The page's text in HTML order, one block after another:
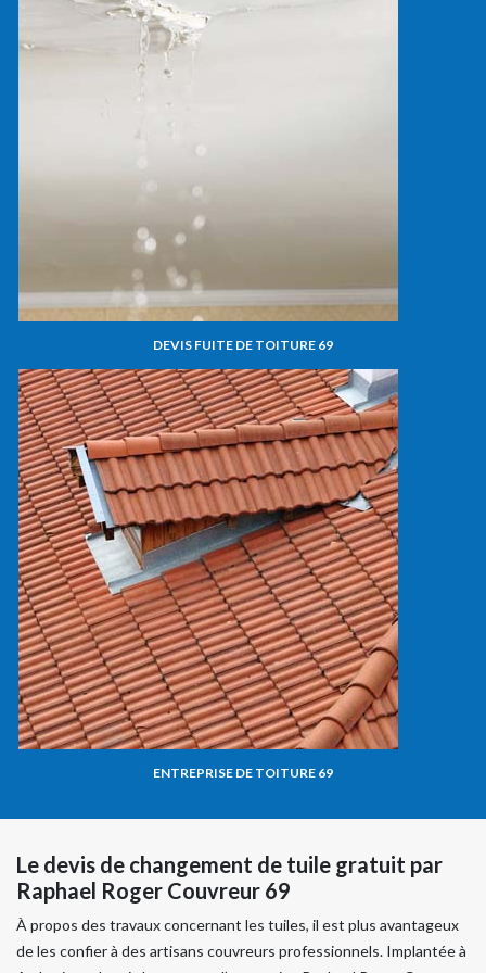
DEVIS FUITE DE TOITURE 69
ENTREPRISE DE TOITURE 69
Le devis de changement de tuile gratuit par
Raphael Roger Couvreur 69
À propos des travaux concernant les tuiles, il est plus avantageux
de les confier à des artisans couvreurs professionnels. Implantée à